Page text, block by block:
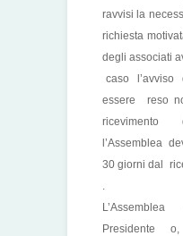
ravvisi la
richiesta
degli associati
caso l’avviso
essere reso
l’Assemblea
30 giorni dal
.